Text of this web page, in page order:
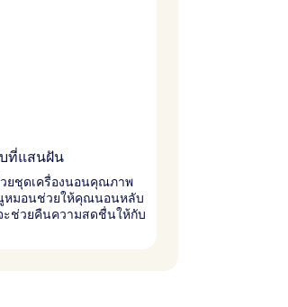
ที่แสนฝัน
ยชุดเครื่องนอนคุณภาพ
หมอนช่วยให้คุณนอนหลับ
ช่วยคืนความสดชื่นให้กับ